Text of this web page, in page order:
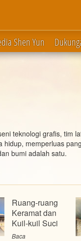
Shen Yun
teknologi grafis, tim
hidup, memperluas
bumi adalah satu.
Ruang-ruang
Keramat dan
Kuil-kuil Suci
Baca